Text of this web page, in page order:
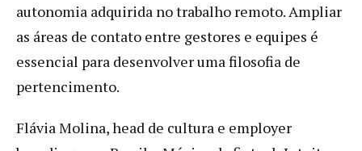
autonomia adquirida no trabalho remoto. Ampliar
as áreas de contato entre gestores e equipes é
essencial para desenvolver uma filosofia de
pertencimento.
Flávia Molina, head de cultura e employer